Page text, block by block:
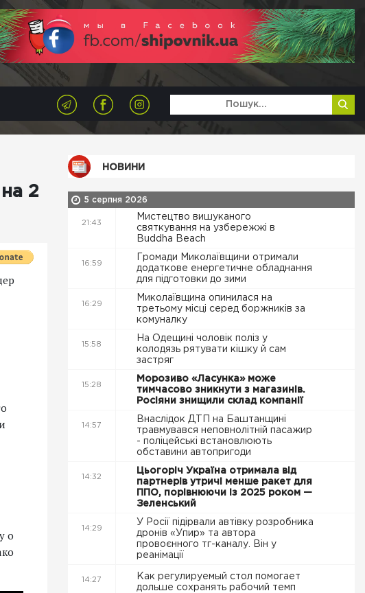
2
о
НОВИНИ
5 серпня 2026
21:43
Мистецтво вишуканого
святкування на узбережжі в
Buddha Beach
16:59
Громади Миколаївщини отримали
додаткове енергетичне обладнання
для підготовки до зими
16:29
Миколаївщина опинилася на
третьому місці серед боржників за
комуналку
15:58
На Одещині чоловік поліз у
колодязь рятувати кішку й сам
застряг
15:28
Морозиво «Ласунка» може
тимчасово зникнути з магазинів.
Росіяни знищили склад компанії
14:57
Внаслідок ДТП на Баштанщині
травмувався неповнолітній пасажир
- поліцейські встановлюють
обставини автопригоди
14:32
Цьогоріч Україна отримала від
партнерів утричі менше ракет для
ППО, порівнюючи із 2025 роком —
Зеленський
14:29
У Росії підірвали автівку розробника
дронів «Упир» та автора
провоєнного тг-каналу. Він у
реанімації
14:27
Как регулируемый стол помогает
дольше сохранять рабочий темп